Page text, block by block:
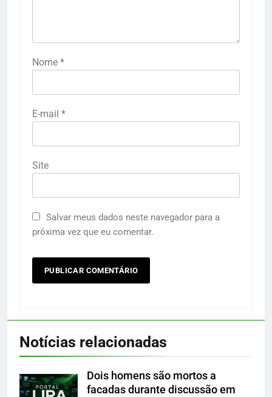
Nome *
E-mail *
Site
Salvar meus dados neste navegador para a
próxima vez que eu comentar.
Notícias relacionadas
Dois homens são mortos a
facadas durante discussão em